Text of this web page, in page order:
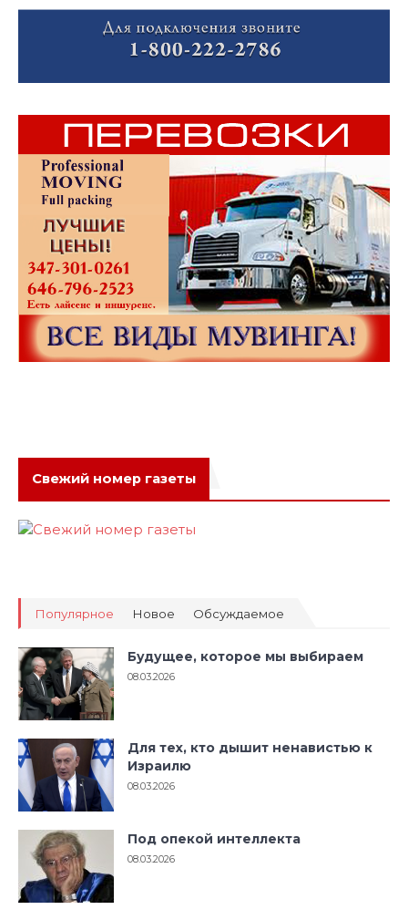
Свежий номер газеты
Популярное Новое Обсуждаемое
Будущее, которое мы выбираем
08.03.2026
Для тех, кто дышит ненавистью к
Израилю
08.03.2026
Под опекой интеллекта
08.03.2026